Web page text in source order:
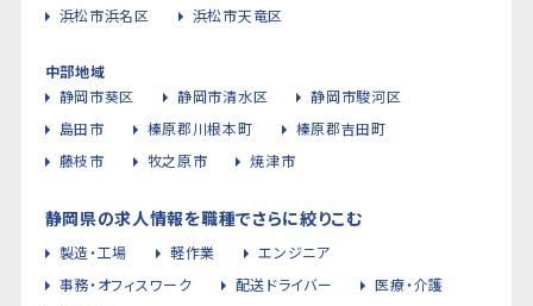
浜松市浜名区
浜松市天竜区
中部地域
静岡市葵区
静岡市清水区
静岡市駿河区
島田市
榛原郡川根本町
榛原郡吉田町
藤枝市
牧之原市 焼津市
静岡県の求人情報を職種でさらに絞りこむ
製造・工場 軽作業
エンジニア
事務・オフィスワーク
配送ドライバー
医療・介護